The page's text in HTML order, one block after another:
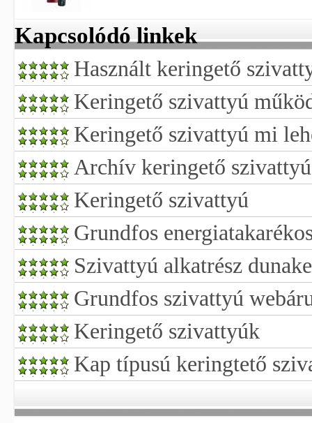
Kapcsolódó linkek
Használt keringető
Keringető szivattyú
Keringető szivattyú mi
Archív keringető
Keringető szivattyú
Grundfos
Szivattyú alkatrész
Grundfos szivattyú
Keringető szivattyúk
Kap típusú keringtető